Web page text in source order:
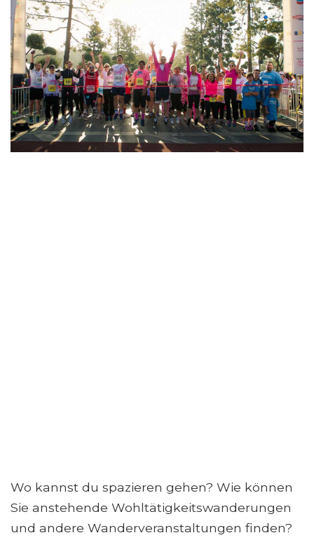
Wo kannst du spazieren gehen? Wie können
Sie anstehende Wohltätigkeitswanderungen
und andere Wanderveranstaltungen finden?